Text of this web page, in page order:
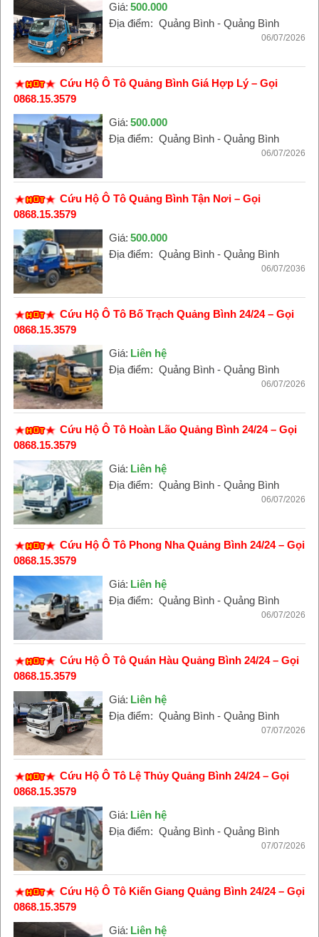
Giá: 500.000
Địa điểm: Quảng Bình - Quảng Bình
06/07/2026
Cứu Hộ Ô Tô Quảng Bình Giá Hợp Lý – Gọi
0868.15.3579
Giá: 500.000
Địa điểm: Quảng Bình - Quảng Bình
06/07/2026
Cứu Hộ Ô Tô Quảng Bình Tận Nơi – Gọi
0868.15.3579
Giá: 500.000
Địa điểm: Quảng Bình - Quảng Bình
06/07/2036
Cứu Hộ Ô Tô Bố Trạch Quảng Bình 24/24 – Gọi
0868.15.3579
Giá: Liên hệ
Địa điểm: Quảng Bình - Quảng Bình
06/07/2026
Cứu Hộ Ô Tô Hoàn Lão Quảng Bình 24/24 – Gọi
0868.15.3579
Giá: Liên hệ
Địa điểm: Quảng Bình - Quảng Bình
06/07/2026
Cứu Hộ Ô Tô Phong Nha Quảng Bình 24/24 – Gọi
0868.15.3579
Giá: Liên hệ
Địa điểm: Quảng Bình - Quảng Bình
06/07/2026
Cứu Hộ Ô Tô Quán Hàu Quảng Bình 24/24 – Gọi
0868.15.3579
Giá: Liên hệ
Địa điểm: Quảng Bình - Quảng Bình
07/07/2026
Cứu Hộ Ô Tô Lệ Thủy Quảng Bình 24/24 – Gọi
0868.15.3579
Giá: Liên hệ
Địa điểm: Quảng Bình - Quảng Bình
07/07/2026
Cứu Hộ Ô Tô Kiến Giang Quảng Bình 24/24 – Gọi
0868.15.3579
Giá: Liên hệ